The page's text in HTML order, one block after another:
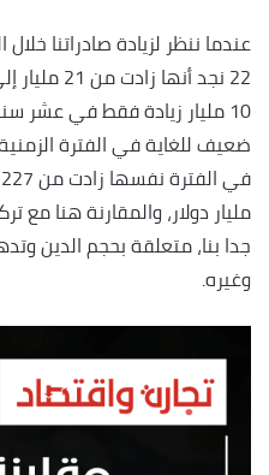
10 مليار زيادة فقط في عشر
ضعيف للغاية في الفترة
مليار دولار، والمقارنة هنا مع
جدا بنا، متعلقة بحجم الدين
وغيره.